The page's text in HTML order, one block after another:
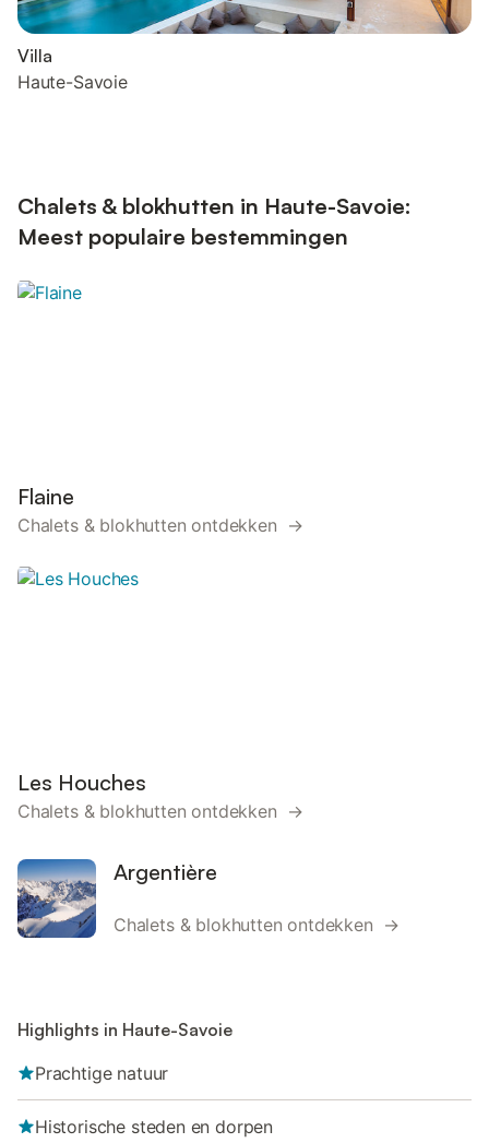
Villa
Haute-Savoie
Chalets & blokhutten in Haute-Savoie:
Meest populaire bestemmingen
Flaine
Chalets & blokhutten ontdekken →
Les Houches
Chalets & blokhutten ontdekken →
Argentière
Chalets & blokhutten ontdekken →
Highlights in Haute-Savoie
Prachtige natuur
Historische steden en dorpen